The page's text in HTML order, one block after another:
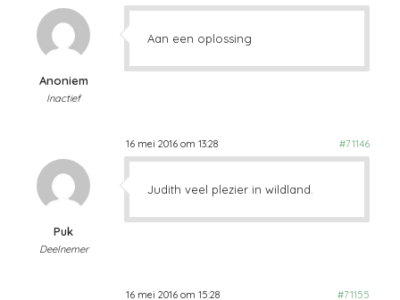
Anoniem
Inactief
Aan een oplossing
16 mei 2016 om 13:28 #71146
Puk
Deelnemer
Judith veel plezier in wildland.
16 mei 2016 om 15:28 #71155